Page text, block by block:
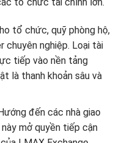
tổ chức, quỹ phòng hộ,
chuyên nghiệp. Loại tài
tiếp vào nền tảng
là thanh khoản sâu và
đến các nhà giao
mở quyền tiếp cận